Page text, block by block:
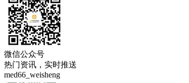
微信公众号
热门资讯，实时推送
med66_weisheng